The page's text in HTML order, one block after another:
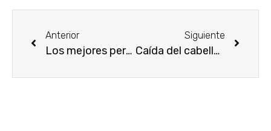
Anterior
Los mejores perfumes para mamá
Siguiente
Caída del cabello y consejos naturales